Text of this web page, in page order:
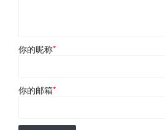
你的昵称*
你的邮箱*